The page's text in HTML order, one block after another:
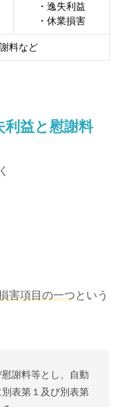
・逸失利益
・休業損害
料など
利益と慰謝料
害項目の一つという
謝料等とし、自動
表第１及び別表第